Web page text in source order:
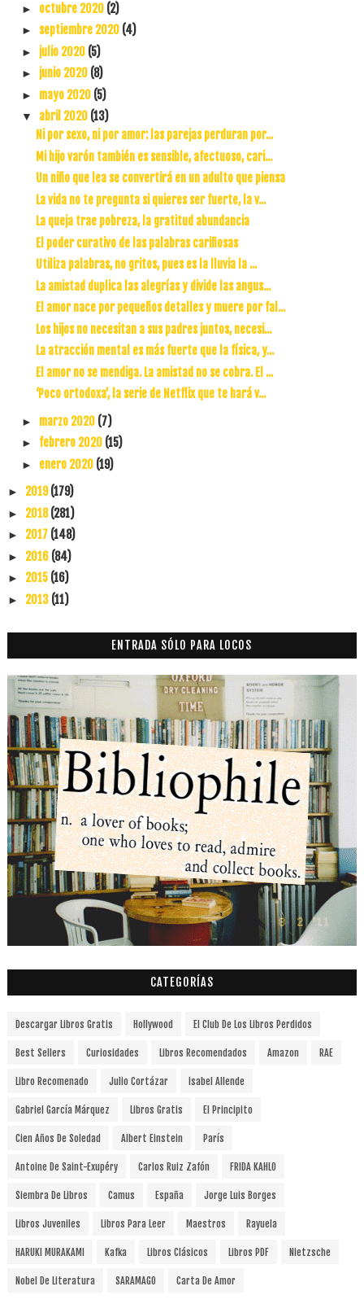
► octubre 2020 (2)
► septiembre 2020 (4)
► julio 2020 (5)
► junio 2020 (8)
► mayo 2020 (5)
▼ abril 2020 (13)
Ni por sexo, ni por amor: las parejas perduran por...
Mi hijo varón también es sensible, afectuoso, cari...
Un niño que lea se convertirá en un adulto que piensa
La vida no te pregunta si quieres ser fuerte, la v...
La queja trae pobreza, la gratitud abundancia
El poder curativo de las palabras cariñosas
Utiliza palabras, no gritos, pues es la lluvia la ...
La amistad duplica las alegrías y divide las angus...
El amor nace por pequeños detalles y muere por fal...
Los hijos no necesitan a sus padres juntos, necesi...
La atracción mental es más fuerte que la física, y...
El amor no se mendiga. La amistad no se cobra. El ...
‘Poco ortodoxa’, la serie de Netflix que te hará v...
► marzo 2020 (7)
► febrero 2020 (15)
► enero 2020 (19)
► 2019(179)
► 2018(281)
► 2017 (148)
► 2016 (84)
► 2015 (16)
► 2013 (11)
ENTRADA SÓLO PARA LOCOS
CATEGORÍAS
Descargar Libros Gratis Hollywood El Club De Los Libros Perdidos
Best Sellers Curiosidades Libros Recomendados Amazon RAE
Libro Recomenado Julio Cortázar Isabel Allende
Gabriel García Márquez Libros Gratis El Principito
Cien Años De Soledad Albert Einstein París
Antoine De Saint-Exupéry Carlos Ruiz Zafón FRIDA KAHLO
Siembra De Libros Camus España Jorge Luis Borges
Libros Juveniles Libros Para Leer Maestros Rayuela
HARUKI MURAKAMI Kafka Libros Clásicos Libros PDF Nietzsche
Nobel De Literatura SARAMAGO Carta De Amor